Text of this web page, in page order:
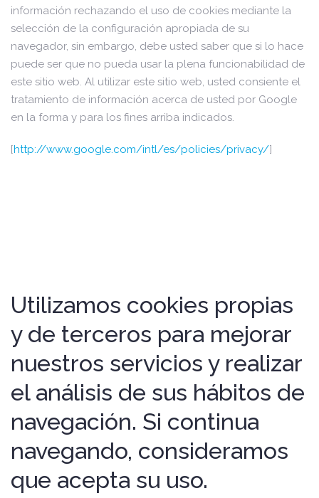
información rechazando el uso de cookies mediante la
selección de la configuración apropiada de su
navegador, sin embargo, debe usted saber que si lo hace
puede ser que no pueda usar la plena funcionabilidad de
este sitio web. Al utilizar este sitio web, usted consiente el
tratamiento de información acerca de usted por Google
en la forma y para los fines arriba indicados.
[http://www.google.com/intl/es/policies/privacy/]
Utilizamos cookies propias
y de terceros para mejorar
nuestros servicios y realizar
el análisis de sus hábitos de
navegación. Si continua
navegando, consideramos
que acepta su uso.